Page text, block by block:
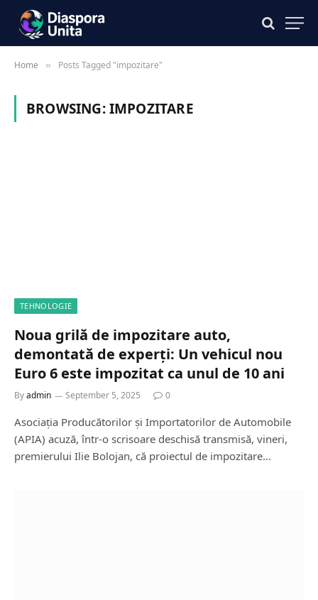
Home » Posts Tagged "impozitare"
BROWSING:IMPOZITARE
TEHNOLOGIE
Noua grilă de impozitare auto,
demontată de experți: Un vehicul nou
Euro 6 este impozitat ca unul de 10 ani
Byadmin September 5, 2025 0
Asociația Producătorilor și Importatorilor de Automobile
(APIA) acuză, într-o scrisoare deschisă transmisă, vineri,
premierului Ilie Bolojan, că proiectul de impozitare…